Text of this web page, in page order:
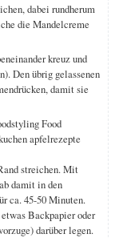
dabei rundherum
die Mandelcreme
kreuz und
Den übrig gelassenen
damit sie
streichen. Mit
damit in den
ca. 45-50 Minuten.
Backpapier oder
darüber legen.